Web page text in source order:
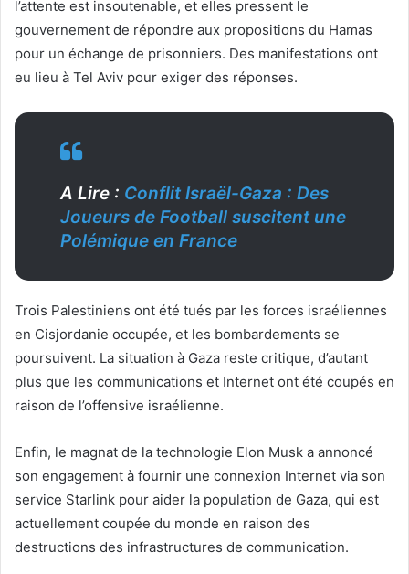
l’attente est insoutenable, et elles pressent le
gouvernement de répondre aux propositions du Hamas
pour un échange de prisonniers. Des manifestations ont
eu lieu à Tel Aviv pour exiger des réponses.
A Lire : Conflit Israël-Gaza : Des
Joueurs de Football suscitent une
Polémique en France
Trois Palestiniens ont été tués par les forces israéliennes
en Cisjordanie occupée, et les bombardements se
poursuivent. La situation à Gaza reste critique, d’autant
plus que les communications et Internet ont été coupés en
raison de l’offensive israélienne.
Enfin, le magnat de la technologie Elon Musk a annoncé
son engagement à fournir une connexion Internet via son
service Starlink pour aider la population de Gaza, qui est
actuellement coupée du monde en raison des
destructions des infrastructures de communication.